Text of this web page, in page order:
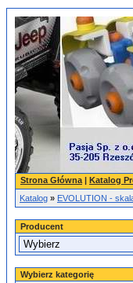
Strona Główna | Katalog
Katalog » EVOLUTION -
Producent
Wybierz kategorię